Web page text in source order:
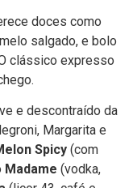
doces como
salgado, e bolo
clássico expresso
e descontraído da
Margarita e
Spicy (com
Madame (vodka,